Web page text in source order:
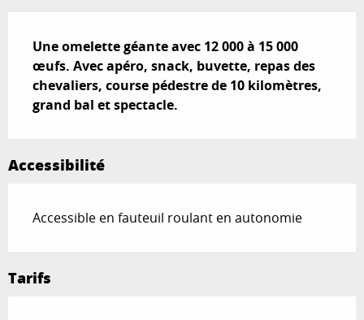
Une omelette géante avec 12 000 à 15 000
œufs. Avec apéro, snack, buvette, repas des
chevaliers, course pédestre de 10 kilomètres,
grand bal et spectacle.
Accessibilité
Accessible en fauteuil roulant en autonomie
Tarifs